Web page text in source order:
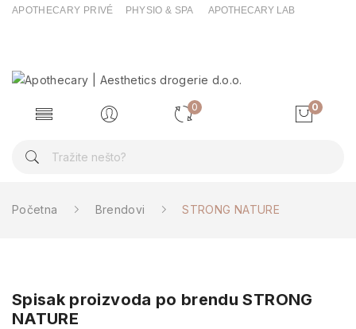
APOTHECARY PRIVÉ PHYSIO & SPA APOTHECARY LAB
0 0
Početna Brendovi STRONG NATURE
Spisak proizvoda po brendu STRONG
NATURE